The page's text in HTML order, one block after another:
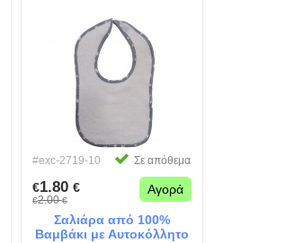
#exc-2719-10 Σε απόθεμα
€1.80 €
€2.00€
Αγορά
Σαλιάρα από 100%
Βαμβάκι με Αυτοκόλλητο